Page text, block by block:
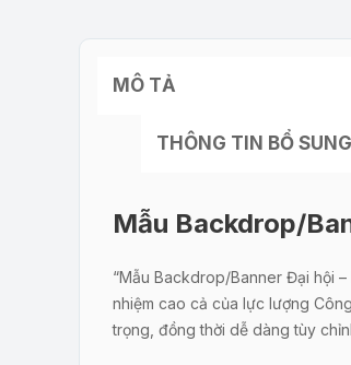
MÔ TẢ
THÔNG TIN BỔ SUNG
Mẫu Backdrop/
“Mẫu Backdrop/Banner Đại hội
nhiệm cao cả của lực lượng
trọng, đồng thời dễ dàng tùy